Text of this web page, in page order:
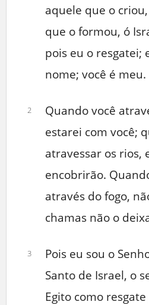
aquele que o
que o formou, ó
pois eu o resgatei;
nome; você é meu.
2
Quando você
estarei com você;
atravessar os rios,
encobrirão.
através do fogo,
chamas não o
3
Pois eu sou o
Santo de Israel, o
Egito como